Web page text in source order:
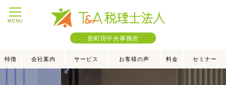
MENU
原町田中央事務所
特徴 会社案内 サービス お客様の声 料金 セミナー